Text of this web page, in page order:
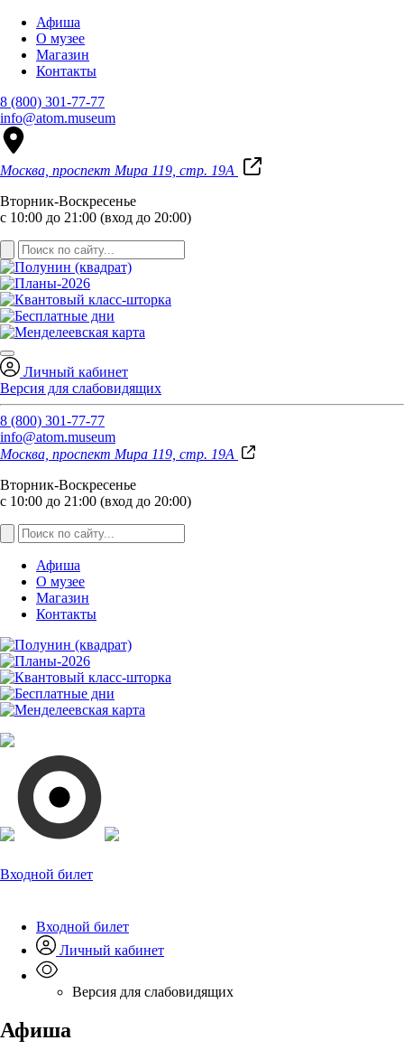
Афиша
О музее
Магазин
Контакты
8 (800) 301-77-77
info@atom.museum
Москва, проспект Мира 119, стр. 19А
Вторник-Воскресенье
с 10:00 до 21:00 (вход до 20:00)
Личный кабинет
Версия для слабовидящих
8 (800) 301-77-77
info@atom.museum
Москва, проспект Мира 119, стр. 19А
Вторник-Воскресенье
с 10:00 до 21:00 (вход до 20:00)
Афиша
О музее
Магазин
Контакты
Входной билет
Входной билет
Личный кабинет
Версия для слабовидящих
Афиша